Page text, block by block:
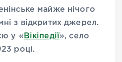
майже нічого
з відкритих джерел.
у « Вікіпедії», село
році.